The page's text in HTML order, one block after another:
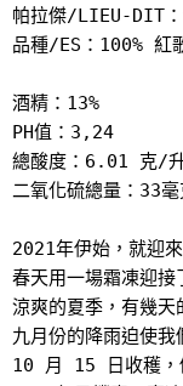
帕拉傑/LIEU-DIT
品種/ES：100% 紅
酒精：13%
PH值：3,24
總酸度：6.01 克/
二氧化硫總量：33
2021年伊始，就迎
春天用一場霜凍迎接
涼爽的夏季，有幾天
九月份的降雨迫使我
10 月 15 日收穫，